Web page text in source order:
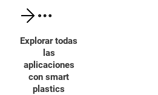
Explorar todas
las
aplicaciones
con smart
plastics